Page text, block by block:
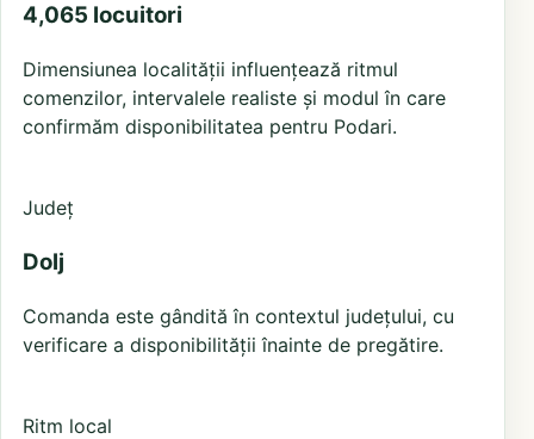
4,065 locuitori
Dimensiunea localității influențează ritmul
comenzilor, intervalele realiste și modul în care
confirmăm disponibilitatea pentru Podari.
Județ
Dolj
Comanda este gândită în contextul județului, cu
verificare a disponibilității înainte de pregătire.
Ritm local